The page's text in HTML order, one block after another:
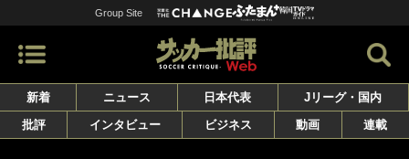
Group Site
新着 ニュース 日本代表
Jリーグ・国内
批評
インタビュー ビジネス 動画 連載